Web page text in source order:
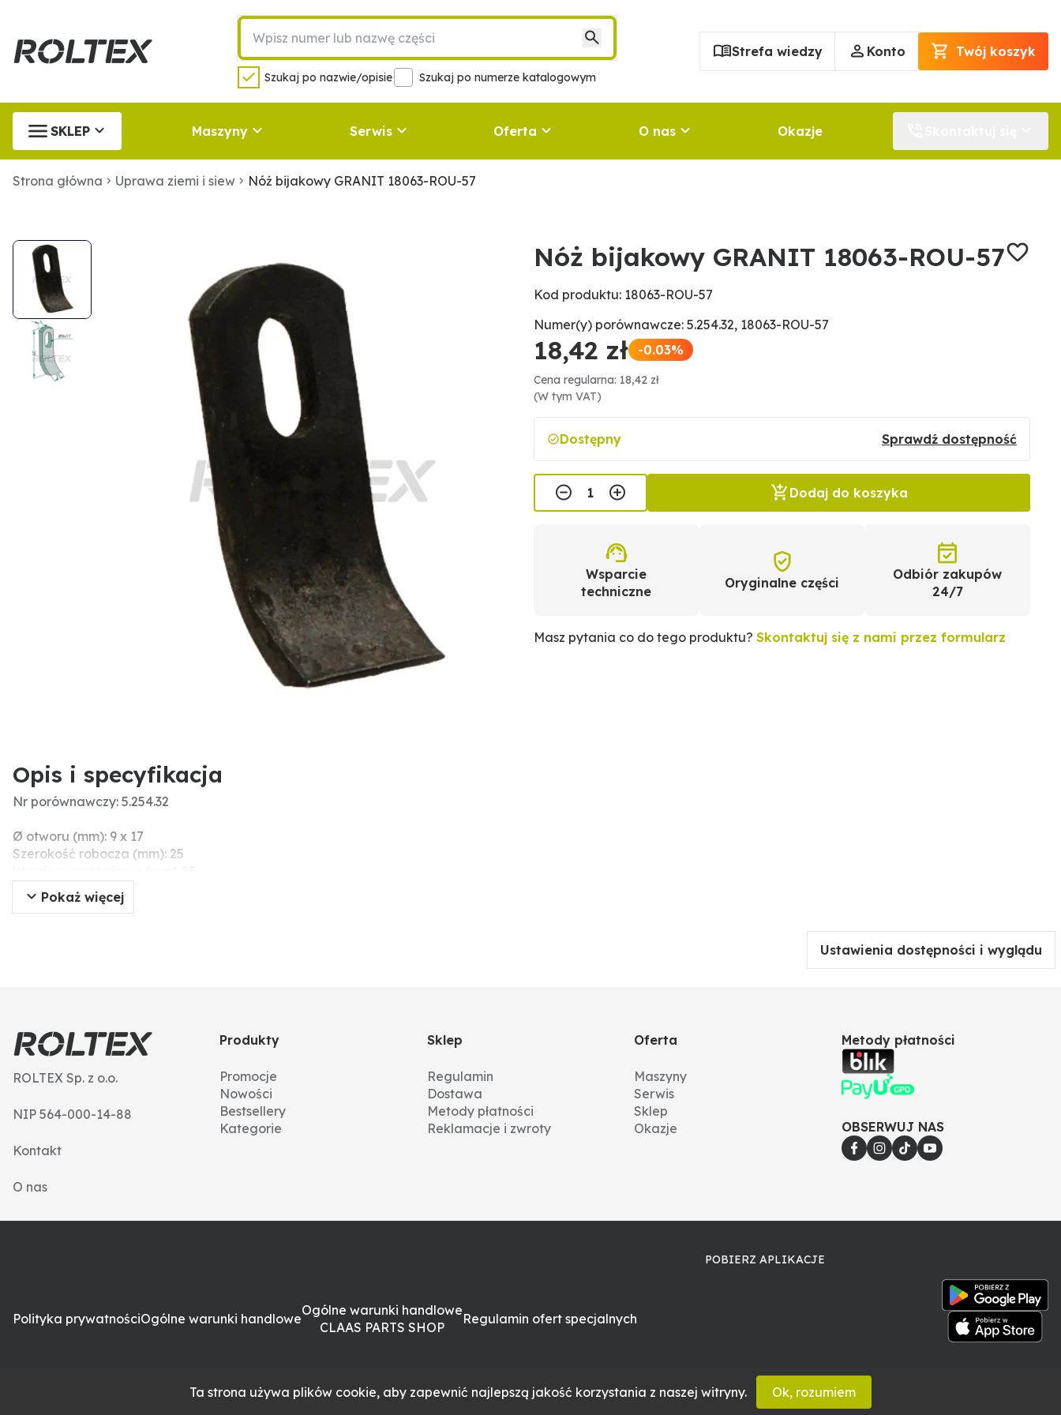
Ta strona używa plików cookie, aby zapewnić najlepszą jakość korzystania z naszej witryny. Ok, rozumiem
Szukaj po nazwie/opisie Szukaj po numerze katalogowym
Strefa wiedzy Konto Twój koszyk
SKLEP Maszyny Serwis Oferta O nas Okazje
Strona główna Uprawa ziemi i siew Nóż bijakowy GRANIT 18063-ROU-57
Nóż bijakowy GRANIT 18063-ROU-57
Kod produktu: 18063-ROU-57
Numer(y) porównawcze: 5.254.32, 18063-ROU-57
18,42 zł -0.03%
Cena regularna: 18,42 zł
(W tym VAT)
Dostępny Sprawdź dostępność
Dodaj do koszyka
Wsparcie
techniczne
Oryginalne części
Odbiór zakupów
24/7
Masz pytania co do tego produktu? Skontaktuj się z nami przez formularz
Opis i specyfikacja
Nr porównawczy: 5.254.32
Ø otworu (mm): 9 x 17
Szerokość robocza (mm): 25
Długość (mm): 60
Grubość (mm): 5
Pokaż więcej
Ustawienia dostępności i wyglądu
ROLTEX Sp. z o.o.
NIP 564-000-14-88
Kontakt
O nas
Produkty
Promocje
Nowości
Bestsellery
Kategorie
Sklep
Regulamin
Dostawa
Metody płatności
Reklamacje i zwroty
Oferta
Maszyny
Serwis
Sklep
Okazje
Metody płatności
OBSERWUJ NAS
Polityka prywatnościOgólne warunki handlowe
Ogólne warunki handlowe
CLAAS PARTS SHOP
Regulamin ofert specjalnych
POBIERZ APLIKACJE